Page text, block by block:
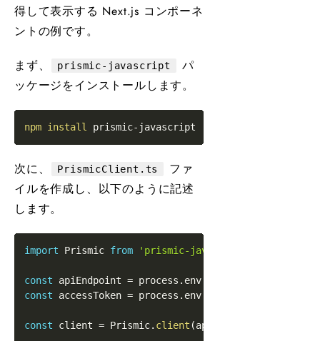
得して表示する Next.js コンポーネ
ントの例です。
まず、 prismic-javascript
パ
ッケージをインストールします。
npm install
次に、 PrismicClient.ts
ファ
イルを作成し、以下のように記述
します。
import Prismic from 'prismic-javascript'
const apiEndpoint = process . env
const accessToken = process . env
const client = Prismic. client (apiEndpoint